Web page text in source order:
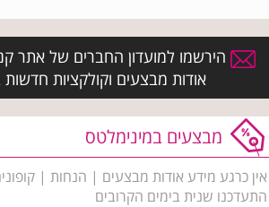
הירשמו למועדון החברים של אתר
אודות מבצעים וקולקציות
מבצעים במינימלטס
אין כרגע מידע אודות מבצעים | הנחות |
התעדכנו שנית בימים הקרובים